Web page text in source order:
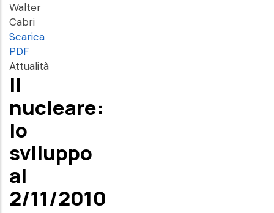
Walter
Cabri
Scarica
PDF
Attualità
Il
nucleare:
lo
sviluppo
al
2/11/2010